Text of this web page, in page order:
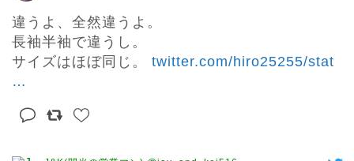
違うよ、全然違うよ。
長袖半袖で違うし。
サイズはほぼ同じ。 twitter.com/hiro25255/stat
…